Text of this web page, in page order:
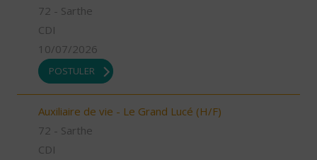
72 - Sarthe
CDI
10/07/2026
POSTULER
Auxiliaire de vie - Le Grand Lucé (H/F)
72 - Sarthe
CDI